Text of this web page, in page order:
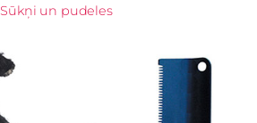
Sūkņi un pudeles